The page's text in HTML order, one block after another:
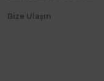
Bize Ulaşın